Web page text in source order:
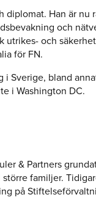
diplomat. Han är nu
och
utrikes- och
för FN.
Sverige, bland
i Washington DC.
& Partners
familjer.
på